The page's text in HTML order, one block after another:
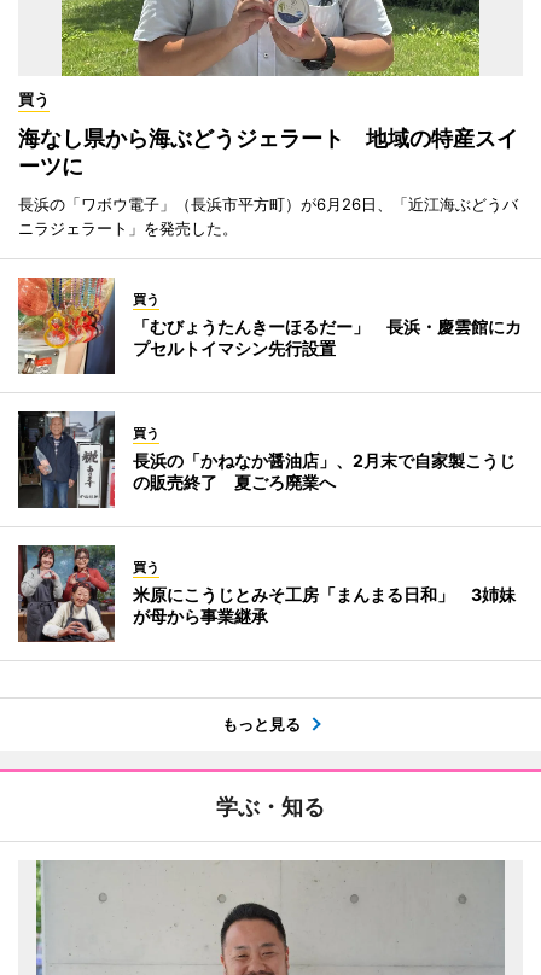
買う
海なし県から海ぶどうジェラート 地域の特産スイ
ーツに
長浜の「ワボウ電子」（長浜市平方町）が6月26日、「近江海ぶどうバ
ニラジェラート」を発売した。
買う
「むびょうたんきーほるだー」 長浜・慶雲館にカ
プセルトイマシン先行設置
買う
長浜の「かねなか醤油店」、2月末で自家製こうじ
の販売終了 夏ごろ廃業へ
買う
米原にこうじとみそ工房「まんまる日和」 3姉妹
が母から事業継承
もっと見る
学ぶ・知る